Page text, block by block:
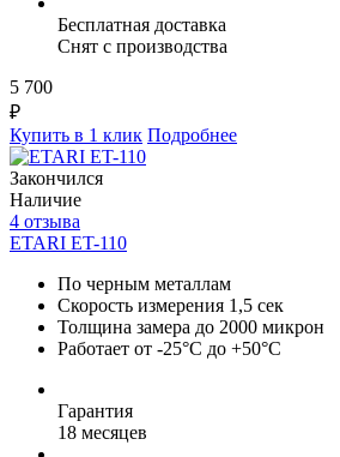
Бесплатная доставка
Снят с производства
5 700
₽
Купить в 1 клик Подробнее
Закончился
Наличие
4 отзыва
ETARI ET-110
По черным металлам
Скорость измерения 1,5 сек
Толщина замера до 2000 микрон
Работает от -25°C до +50°C
Гарантия
18 месяцев